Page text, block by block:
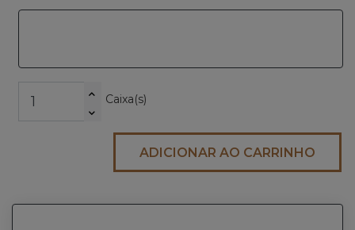
Caixa(s)
ADICIONAR AO CARRINHO